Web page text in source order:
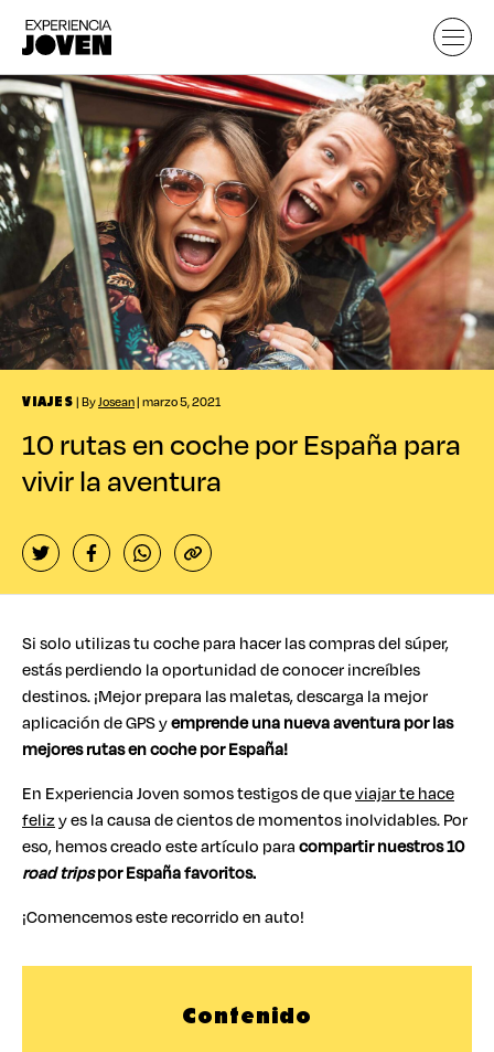
VIAJES | ByJosean| marzo 5, 2021
10 rutas en coche por España para
vivir la aventura
Si solo utilizas tu coche para hacer las compras del súper,
estás perdiendo la oportunidad de conocer increíbles
destinos. ¡Mejor prepara las maletas, descarga la mejor
aplicación de GPS yemprende una nueva aventura por las
mejores rutas en coche por España!
En Experiencia Joven somos testigos de queviajar te hace
felizy es la causa de cientos de momentos inolvidables. Por
eso, hemos creado este artículo paracompartir nuestros 10
road tripspor España favoritos.
¡Comencemos este recorrido en auto!
Contenido